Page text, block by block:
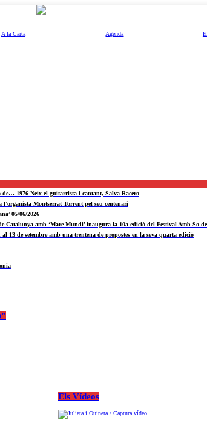
A la Carta Agenda
1976 Neix el guitarrista i cantant, Salva Racero
Montserrat Torrent pel seu centenari
05/06/2026
Catalunya amb ‘Mare Mundi’ inaugura la 10a edició del Festival Amb So
13 de setembre amb una trentena de propostes en la seva quarta edició
Els Vídeos